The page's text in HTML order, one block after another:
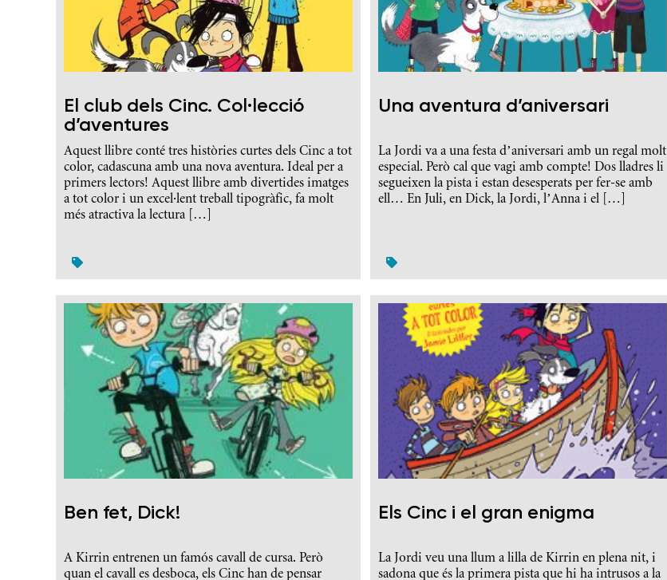
El club dels Cinc. Col·lecció
d’aventures
Aquest llibre conté tres històries curtes dels Cinc a tot
color, cadascuna amb una nova aventura. Ideal per a
primers lectors! Aquest llibre amb divertides imatges
a tot color i un excel·lent treball tipogràfic, fa molt
més atractiva la lectura […]
Una aventura d’aniversari
La Jordi va a una festa d’aniversari amb un regal molt
especial. Però cal que vagi amb compte! Dos lladres li
segueixen la pista i estan desesperats per fer-se amb
ell… En Juli, en Dick, la Jordi, l’Anna i el […]
Ben fet, Dick!
A Kirrin entrenen un famós cavall de cursa. Però
quan el cavall es desboca, els Cinc han de pensar
Els Cinc i el gran enigma
La Jordi veu una llum a lilla de Kirrin en plena nit, i
sadona que és la primera pista que hi ha intrusos a la